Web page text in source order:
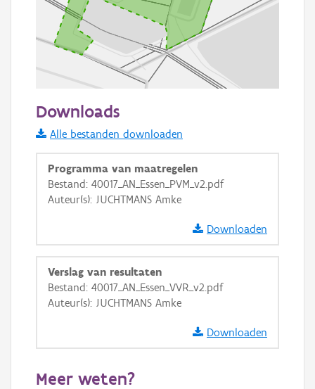
Informatie Vlaanderen
i
+ −
Basis Lagen
GRB-Basiskaart
Downloads
Alle bestanden downloaden
Programma van maatregelen
Bestand: 40017_AN_Essen_PVM_v2.pdf
Auteur(s): JUCHTMANS Amke
Downloaden
Verslag van resultaten
Bestand: 40017_AN_Essen_VVR_v2.pdf
Auteur(s): JUCHTMANS Amke
Downloaden
Meer weten?